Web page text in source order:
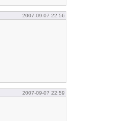
2007-09-07 22:56
2007-09-07 22:59